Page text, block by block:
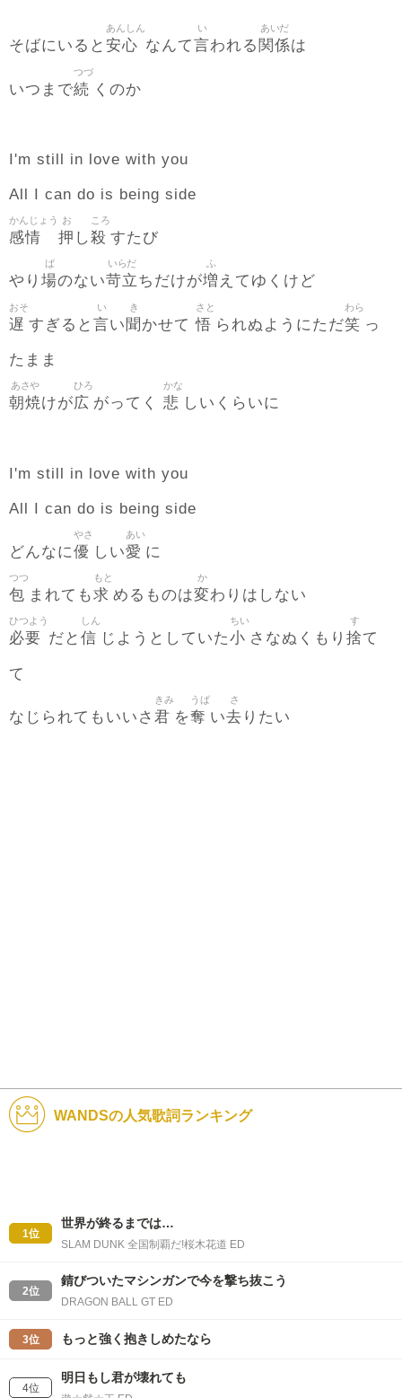
そばにいると 安心
あんしん
なんて言
い
われる 関係
あいだ
は
いつまで続
つづ
くのか
I'm still in love with you
All I can do is being side
感情
かんじょう
押
お
し殺
ころ
すたび
やり 場
ば
のない苛立
いらだ
ちだけが増
ふ
えてゆくけど
遅
おそ
すぎると 言
い
い 聞
き
かせて悟
さと
られぬようにただ笑
わら
っ
たまま
朝焼
あさや
けが広
ひろ
がってく 悲
かな
しいくらいに
I'm still in love with you
All I can do is being side
どんなに優
やさ
しい愛
あい
に
包
つつ
まれても求
もと
めるものは変
か
わりはしない
必要
ひつよう
だと 信
しん
じようとしていた小
ちい
さなぬくもり 捨
す
て
て
なじられてもいいさ 君
きみ
を奪
うば
い去
さ
りたい
WANDSの人気歌詞ランキング
1位
世界が終るまでは…
SLAM DUNK 全国制覇だ!桜木花道 ED
2位
錆びついたマシンガンで今を撃ち抜こう
DRAGON BALL GT ED
3位 もっと強く抱きしめたなら
4位
明日もし君が壊れても